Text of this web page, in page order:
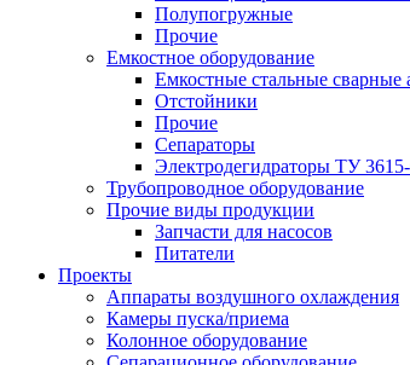
Полупогружные
Прочие
Емкостное оборудование
Емкостные стальные
Отстойники
Прочие
Сепараторы
Электродегидраторы ТУ
Трубопроводное оборудование
Прочие виды продукции
Запчасти для насосов
Питатели
Проекты
Аппараты воздушного охлаждения
Камеры пуска/приема
Колонное оборудование